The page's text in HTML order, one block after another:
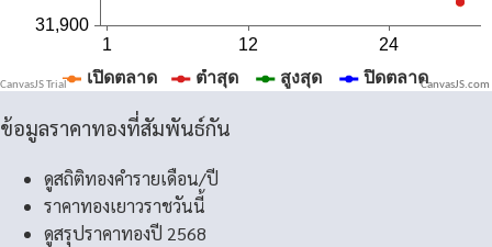
CanvasJS.com
ข้อมูลราคาทองที่สัมพันธ์กัน
ดูสถิติทองคำรายเดือน/ปี
ราคาทองเยาวราชวันนี้
ดูสรุปราคาทองปี 2568